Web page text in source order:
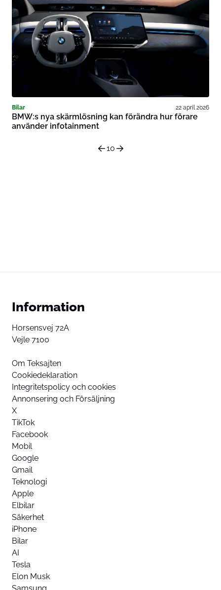
Bilar 22 april 2026
BMW:s nya skärmlösning kan förändra hur förare
använder infotainment
10
Information
Horsensvej 72A
Vejle 7100
Om Teksajten
Cookiedeklaration
Integritetspolicy och cookies
Annonsering och Försäljning
X
TikTok
Facebook
Mobil
Google
Gmail
Teknologi
Apple
Elbilar
Säkerhet
iPhone
Bilar
AI
Tesla
Elon Musk
Samsung